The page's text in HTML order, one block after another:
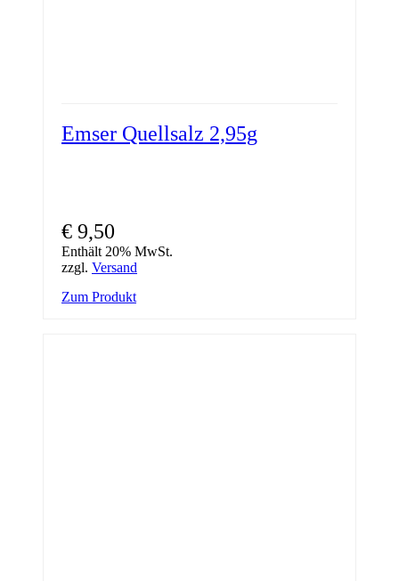
Emser Quellsalz 2,95g
€ 9,50
Enthält 20% MwSt.
zzgl. Versand
Zum Produkt